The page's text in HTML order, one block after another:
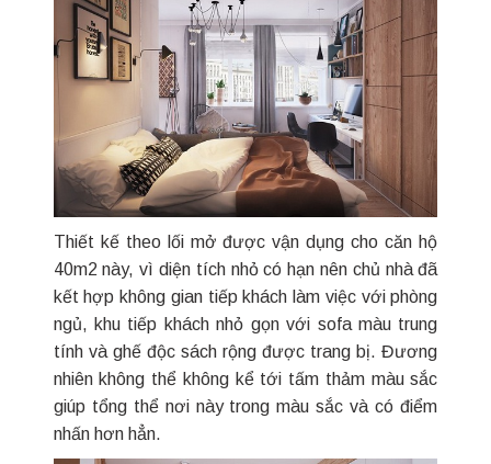
Thiết kế theo lối mở được vận dụng cho căn hộ
40m2 này, vì diện tích nhỏ có hạn nên chủ nhà đã
kết hợp không gian tiếp khách làm việc với phòng
ngủ, khu tiếp khách nhỏ gọn với sofa màu trung
tính và ghế độc sách rộng được trang bị. Đương
nhiên không thể không kể tới tấm thảm màu sắc
giúp tổng thể nơi này trong màu sắc và có điểm
nhấn hơn hẳn.